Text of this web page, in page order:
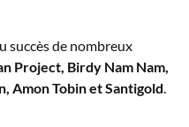
succès de nombreux
Project, Birdy Nam Nam,
Amon Tobin et Santigold